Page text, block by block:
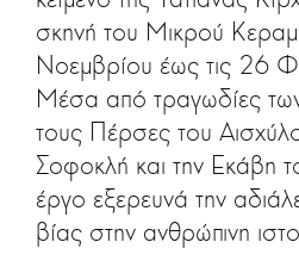
σκηνή του Μικρού
Νοεμβρίου έως τις 26
Μέσα από τραγωδίες
τους Πέρσες του
Σοφοκλή και την Εκάβη
έργο εξερευνά την
βίας στην ανθρώπινη